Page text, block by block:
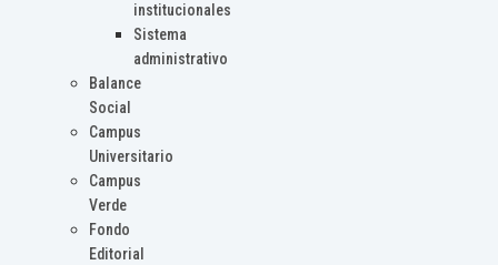
institucionales
Sistema
administrativo
Balance
Social
Campus
Universitario
Campus
Verde
Fondo
Editorial